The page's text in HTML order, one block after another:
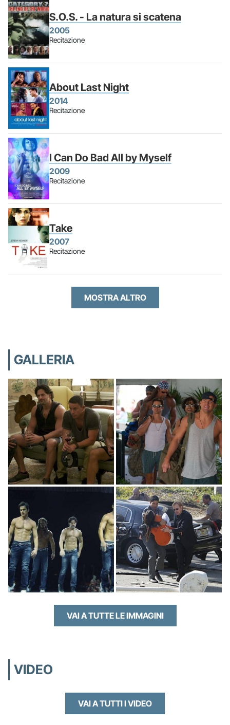
S.O.S. - La natura si scatena
2005
Recitazione
About Last Night
2014
Recitazione
I Can Do Bad All by Myself
2009
Recitazione
Take
2007
Recitazione
MOSTRA ALTRO
GALLERIA
VAI A TUTTE LE IMMAGINI
VIDEO
VAI A TUTTI I VIDEO